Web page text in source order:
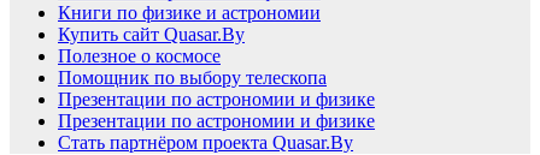
Книги по физике и астрономии
Купить сайт Quasar.By
Полезное о космосе
Помощник по выбору телескопа
Презентации по астрономии и физике
Презентации по астрономии и физике
Стать партнёром проекта Quasar.By